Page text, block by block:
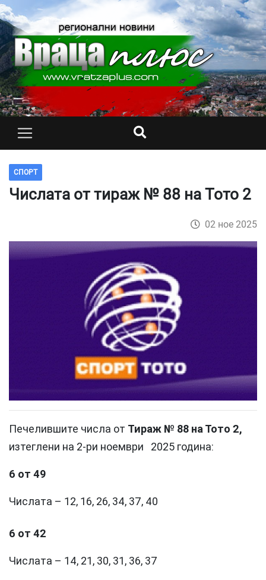
СПОРТ
Числата от тираж № 88 на Тото 2
02 ное 2025
Печелившите числа от Тираж № 88 на Тото 2,
изтеглени на 2-ри ноември 2025 година:
6 от 49
Числата – 12, 16, 26, 34, 37, 40
6 от 42
Числата – 14, 21, 30, 31, 36, 37